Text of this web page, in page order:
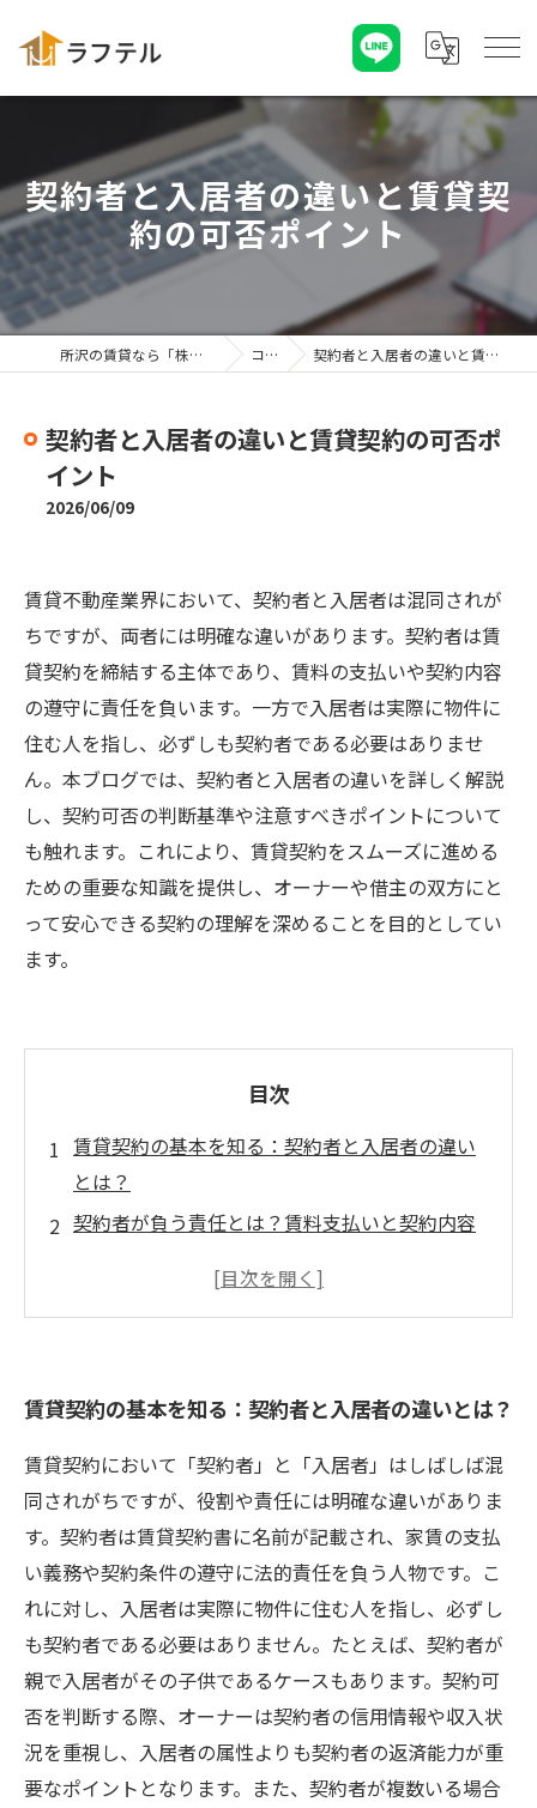
契約者と入居者の違いと賃貸契
約の可否ポイント
所沢の賃貸なら「株式会社ラフテル」 コラム 契約者と入居者の違いと賃貸契約の可否ポイント
契約者と入居者の違いと賃貸契約の可否ポ
イント
2026/06/09
賃貸不動産業界において、契約者と入居者は混同されが
ちですが、両者には明確な違いがあります。契約者は賃
貸契約を締結する主体であり、賃料の支払いや契約内容
の遵守に責任を負います。一方で入居者は実際に物件に
住む人を指し、必ずしも契約者である必要はありませ
ん。本ブログでは、契約者と入居者の違いを詳しく解説
し、契約可否の判断基準や注意すべきポイントについて
も触れます。これにより、賃貸契約をスムーズに進める
ための重要な知識を提供し、オーナーや借主の双方にと
って安心できる契約の理解を深めることを目的としてい
ます。
目次
賃貸契約の基本を知る：契約者と入居者の違い
とは？
契約者が負う責任とは？賃料支払いと契約内容
実際に住む人、入居者の役割と契約者との関係
の双方が安心するために
賃貸契約の成功ストーリー：契約者と入居者を
正しく理解しトラブル回避へ
契約者と入居者は同じ？混同しやすいポイント
を整理しよう
失敗しない賃貸契約のために押さえるべき重要
な注意点
賃貸契約の基本を知る：契約者と入居者の違いとは？
賃貸契約において「契約者」と「入居者」はしばしば混
同されがちですが、役割や責任には明確な違いがありま
す。契約者は賃貸契約書に名前が記載され、家賃の支払
い義務や契約条件の遵守に法的責任を負う人物です。こ
れに対し、入居者は実際に物件に住む人を指し、必ずし
も契約者である必要はありません。たとえば、契約者が
親で入居者がその子供であるケースもあります。契約可
否を判断する際、オーナーは契約者の信用情報や収入状
況を重視し、入居者の属性よりも契約者の返済能力が重
要なポイントとなります。また、契約者が複数いる場合